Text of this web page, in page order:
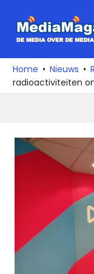
naar
media
over
de
Home Nieuws
radioactiviteiten